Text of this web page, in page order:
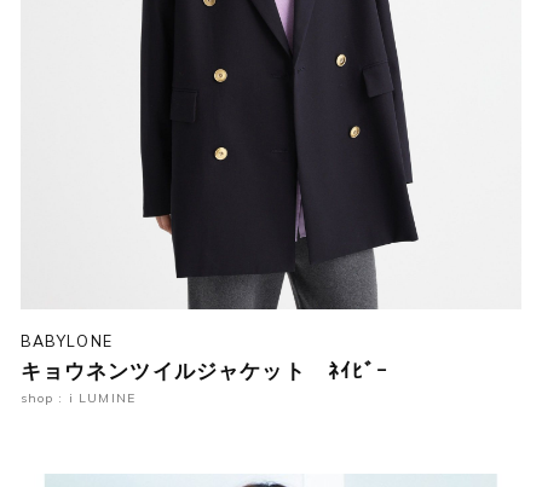
BABYLONE
キョウネンツイルジャケット ﾈｲﾋﾞｰ
shop : i LUMINE